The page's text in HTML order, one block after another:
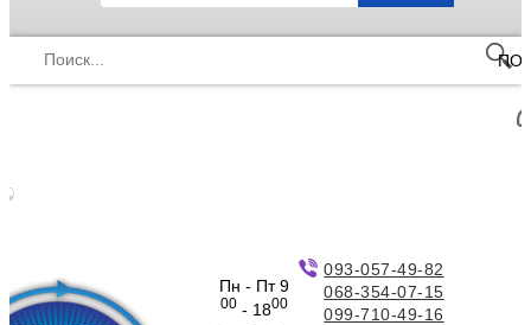
Пн - Пт 9
00- 1800
093-057-49-82
068-354-07-15
099-710-49-16